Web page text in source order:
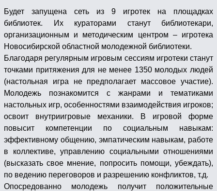
Будет запущена сеть из 9 игротек на площадках
библиотек. Их кураторами станут библиотекари,
организационным и методическим центром – игротека
Новосибирской областной молодежной библиотеки.
Благодаря регулярным игровым сессиям игротеки станут
точками притяжения для не менее 1350 молодых людей
(настольная игра не предполагает массовое участие).
Молодежь познакомится с жанрами и тематиками
настольных игр, особенностями взаимодействия игроков;
освоит внутриигровые механики. В игровой форме
повысит компетенции по социальным навыкам:
эффективному общению, эмпатическим навыкам, работе
в коллективе, управлению социальными отношениями
(высказать свое мнение, попросить помощи, убеждать),
по ведению переговоров и разрешению конфликтов, т.д.
Опосредованно молодежь получит положительные